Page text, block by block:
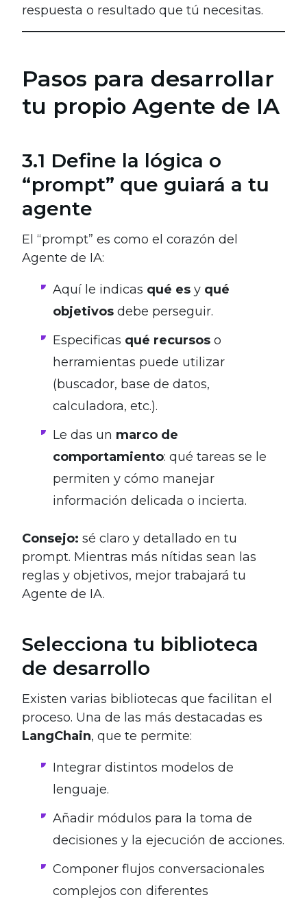
respuesta o resultado que tú necesitas.
Pasos para desarrollar
tu propio Agente de IA
3.1 Define la lógica o
“prompt” que guiará a tu
agente
El “prompt” es como el corazón del
Agente de IA:
Aquí le indicas qué es y qué
objetivos debe perseguir.
Especificas qué recursos o
herramientas puede utilizar
(buscador, base de datos,
calculadora, etc.).
Le das un marco de
comportamiento: qué tareas se le
permiten y cómo manejar
información delicada o incierta.
Consejo: sé claro y detallado en tu
prompt. Mientras más nítidas sean las
reglas y objetivos, mejor trabajará tu
Agente de IA.
Selecciona tu biblioteca
de desarrollo
Existen varias bibliotecas que facilitan el
proceso. Una de las más destacadas es
LangChain, que te permite:
Integrar distintos modelos de
lenguaje.
Añadir módulos para la toma de
decisiones y la ejecución de acciones.
Componer flujos conversacionales
complejos con diferentes